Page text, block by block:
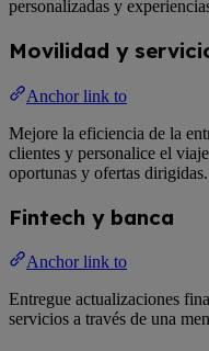
personalizadas y
Movilidad y
Anchor link to
Mejore la eficiencia de la
clientes y personalice el
oportunas y ofertas dirigidas.
Fintech y banca
Anchor link to
Entregue actualizaciones
servicios a través de una